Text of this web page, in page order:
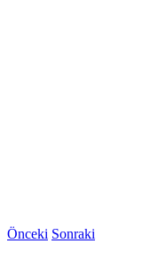
Önceki Sonraki